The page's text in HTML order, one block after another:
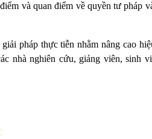
và quan điểm về quyền tư pháp
pháp thực tiễn nhằm nâng cao
nhà nghiên cứu, giảng viên, sinh